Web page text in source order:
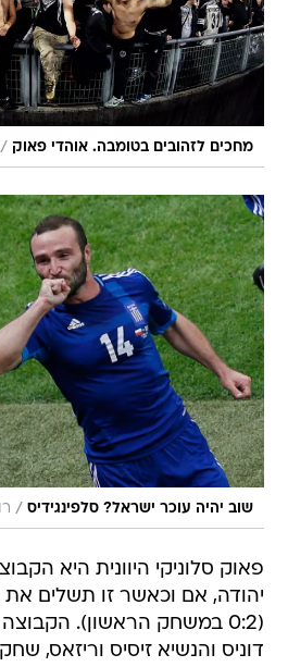
מחכים לזהובים בטומבה. אוהדי פאוק /
שוב יהיה עוכר ישראל? סלפינגידיס /
פאוק סלוניקי היוונית היא
יהודה, אם וכאשר זו תשלים
(0:2 במשחק הראשון).
דוניס והנשיא זיסיס וריזאס,